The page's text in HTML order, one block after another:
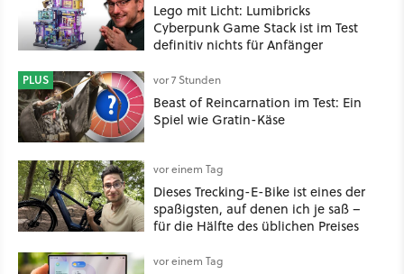
Lego mit Licht: Lumibricks
Cyberpunk Game Stack ist im Test
definitiv nichts für Anfänger
PLUS vor 7 Stunden
Beast of Reincarnation im Test: Ein
Spiel wie Gratin-Käse
vor einem Tag
Dieses Trecking-E-Bike ist eines der
spaßigsten, auf denen ich je saß –
für die Hälfte des üblichen Preises
vor einem Tag